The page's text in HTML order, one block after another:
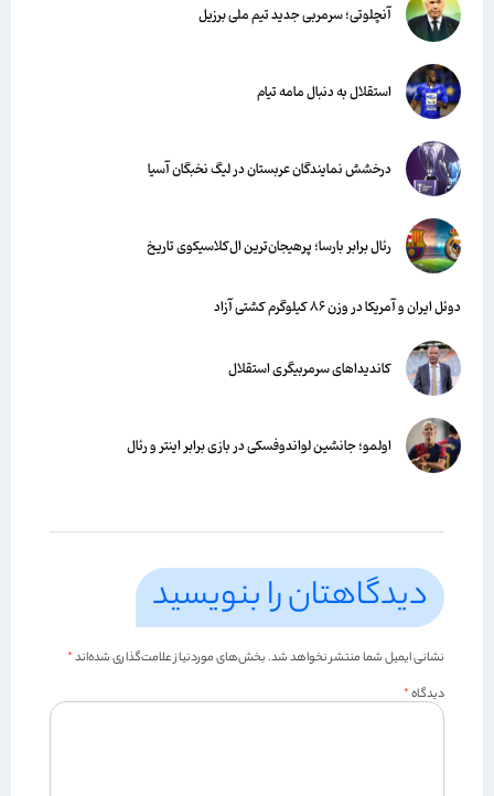
آنچلوتی؛ سرمربی جدید تیم ملی برزیل
استقلال به دنبال مامه تیام
درخشش نمایندگان عربستان در لیگ نخبگان آسیا
رئال برابر بارسا؛ پرهیجان‌‌ترین ال‌کلاسیکوی تاریخ
دوئل ایران و آمریکا در وزن ۸۶ کیلوگرم کشتی آزاد
کاندیداهای سرمربیگری استقلال
اولمو؛ جانشین لواندوفسکی در بازی برابر اینتر و رئال
دیدگاهتان را بنویسید
نشانی ایمیل شما منتشر نخواهد شد.بخش‌های موردنیاز علامت‌گذاری شده‌اند*
دیدگاه*